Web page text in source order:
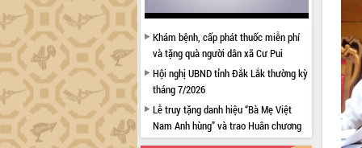
Khám bệnh, cấp phát thuốc miễn phí
và tặng quà người dân xã Cư Pui
Hội nghị UBND tỉnh Đắk Lắk thường kỳ
tháng 7/2026
Lễ truy tặng danh hiệu “Bà Mẹ Việt
Nam Anh hùng” và trao Huân chương
Lao động